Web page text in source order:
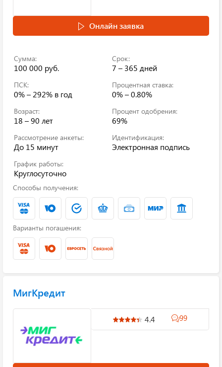
Онлайн заявка
Сумма:
100 000 руб.
Срок:
7 – 365 дней
ПСК:
0% – 292% в год
Процентная ставка:
0% – 0.80%
Возраст:
18 – 90 лет
Процент одобрения:
69%
Рассмотрение анкеты:
До 15 минут
Идентификация:
Электронная подпись
График работы:
Круглосуточно
Способы получения:
Варианты погашения:
МигКредит
4.4 99